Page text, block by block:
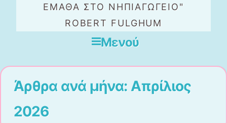
ΈΜΑΘΑ ΣΤΟ ΝΗΠΙΑΓΩΓΕΊΟ"
ROBERT FULGHUM
Μενού
Άρθρα ανά μήνα: Απρίλιος
2026